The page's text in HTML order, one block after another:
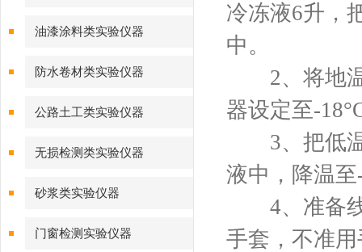
冷冻液6升，
中。
2、将地温
器设定至-
3、把低温
液中，降温至
4、准备线
手套，不准
油漆涂料类实验仪器
防水卷材类实验仪器
公路土工类实验仪器
无损检测类实验仪器
砂浆类实验仪器
门窗检测实验仪器